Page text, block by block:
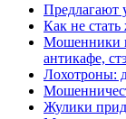
Предлагают
Как не
Мошенники
антикафе,
Лохотроны:
Жулики